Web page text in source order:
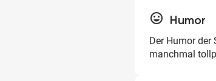
tag_faces Humor
Der Humor
manchmal